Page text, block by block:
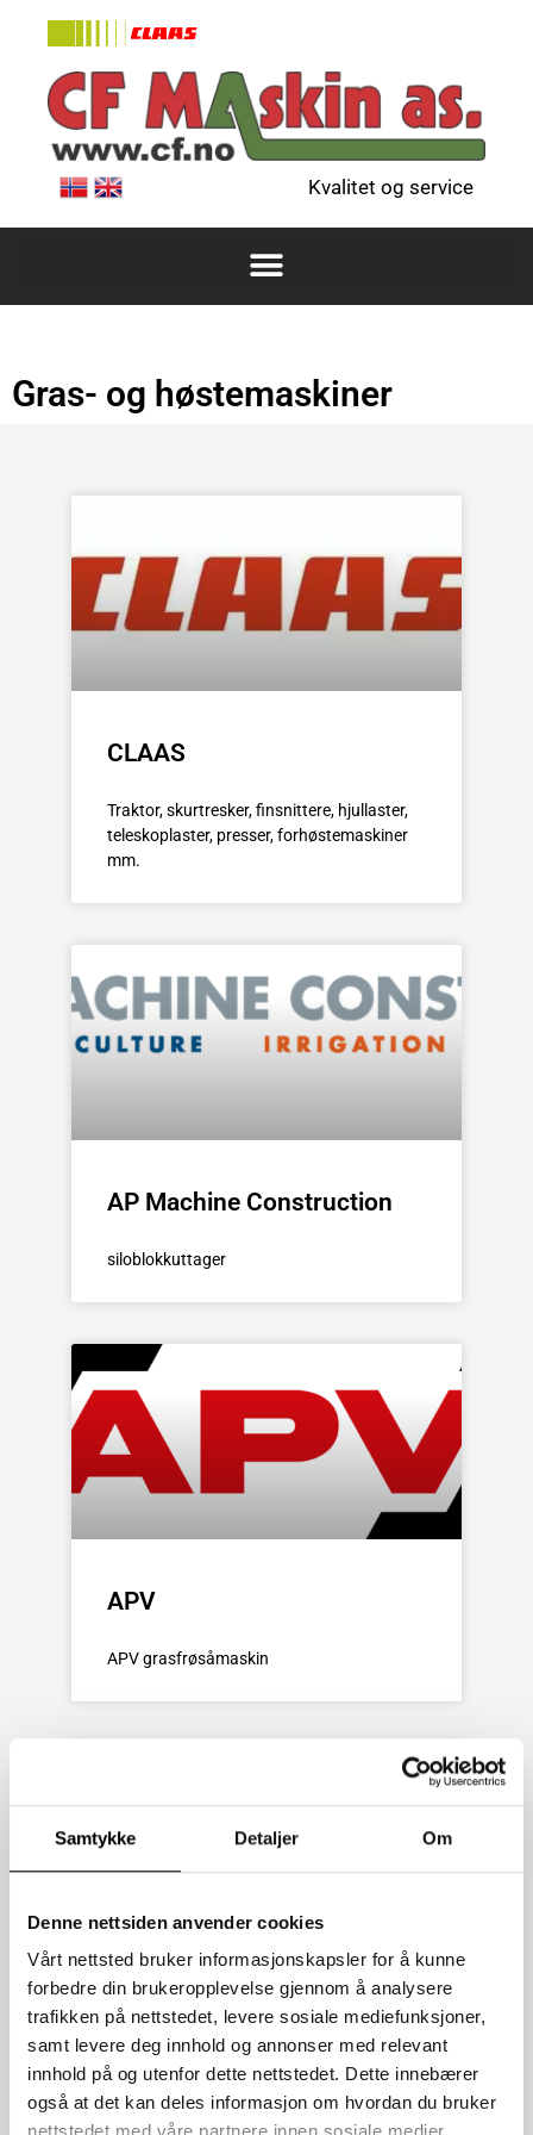
Samtykke Detaljer Om
Denne nettsiden anvender cookies
Vårt nettsted bruker informasjonskapsler for å kunne
forbedre din brukeropplevelse gjennom å analysere
trafikken på nettstedet, levere sosiale mediefunksjoner,
samt levere deg innhold og annonser med relevant
innhold på og utenfor dette nettstedet. Dette innebærer
også at det kan deles informasjon om hvordan du bruker
Kvalitet og service
Gras- og høstemaskiner
CLAAS
Traktor, skurtresker, finsnittere, hjullaster,
teleskoplaster, presser, forhøstemaskiner
mm.
AP Machine Construction
siloblokkuttager
APV
APV grasfrøsåmaskin
Claydon
Stråharv